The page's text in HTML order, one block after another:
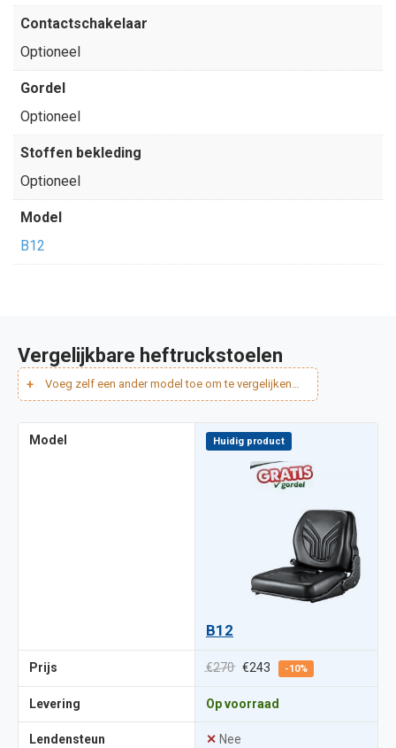
Contactschakelaar
Optioneel
Gordel
Optioneel
Stoffen bekleding
Optioneel
Model
B12
Vergelijkbare heftruckstoelen
Model Huidig product
B12
Prijs €270 €243 -10%
Levering Op voorraad
Lendensteun ✕ Nee